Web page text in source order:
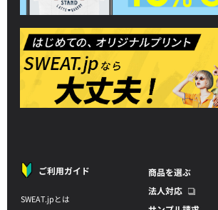
ご利用ガイド
SWEAT.jpとは
商品を選ぶ
法人対応